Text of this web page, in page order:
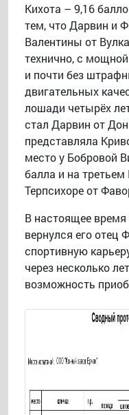
Кихота – 9,16
тем, что Дарвин и
Валентины от
технично, с
и почти без
двигательных
лошади четырёх
стал Дарвин от
представляла
место у Бобровой
балла и на
Терпсихоре от
В настоящее
вернулся его отец
спортивную
через несколько
возможность